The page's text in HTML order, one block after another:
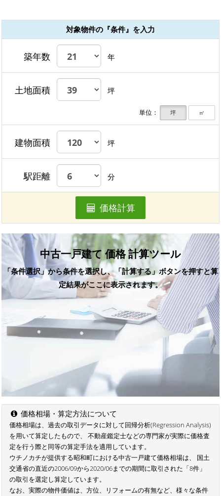
対象物件の『条件』を入力
築年数 年
土地面積 坪
単位： 坪 ㎡
建物面積 坪
駅距離 分
価格計算
中古一戸建て 価格 計算ツール
「条件選択」から条件を選択し、「計算する」ボタンを押すと算
定結果がここに表示されます。
価格相場・算定方法について
価格相場は、過去の取引データに対して回帰分析(Regression Analysis)
を用いて算定したもので、 不動産鑑定士などの専門家が実際に価格査
定を行う際と同等の算定手法を適用しています。
ウチノカチが提供する昭和町における中古一戸建て価格相場は、 国土
交通省の直近の2006/09から2020/06までの期間に取引された「8件」
の取引を選定し算定しています。
なお、実際の物件価値は、方位、リフォームの有無など、様々な条件